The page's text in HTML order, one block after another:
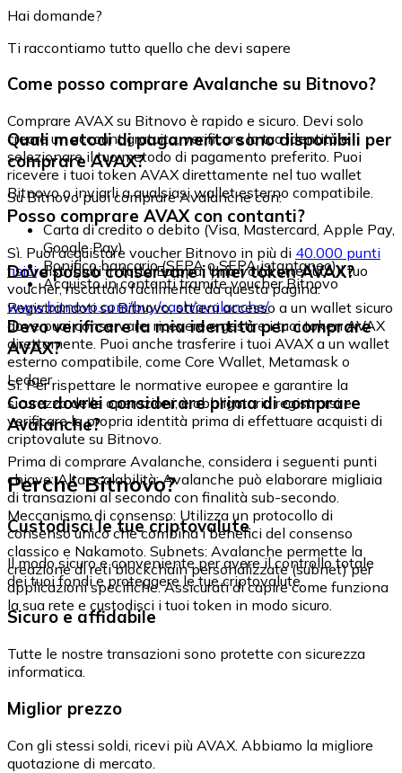
Hai domande?
Ti raccontiamo tutto quello che devi sapere
Come posso comprare Avalanche su Bitnovo?
Comprare AVAX su Bitnovo è rapido e sicuro. Devi solo
creare un account gratuito, verificare la tua identità e
selezionare il tuo metodo di pagamento preferito. Puoi
ricevere i tuoi token AVAX direttamente nel tuo wallet
Bitnovo o inviarli a qualsiasi wallet esterno compatibile.
Quali metodi di pagamento sono disponibili per
comprare AVAX?
Su Bitnovo puoi comprare Avalanche con:
Carta di credito o debito (Visa, Mastercard, Apple Pay,
Google Pay)
Bonifico bancario (SEPA o SEPA istantaneo)
Acquisto in contanti tramite voucher Bitnovo
Posso comprare AVAX con contanti?
Sì. Puoi acquistare voucher Bitnovo in più di 40.000 punti
fisicidistribuiti in tutta Europa. Una volta ottenuto il tuo
voucher, riscattalo facilmente da questa pagina:
www.bitnovo.com/buy/cash/avalanche/
Dove posso conservare i miei token AVAX?
Registrandoti su Bitnovo, ottieni accesso a un wallet sicuro
dove puoi conservare, ricevere e gestire i tuoi token AVAX
direttamente. Puoi anche trasferire i tuoi AVAX a un wallet
esterno compatibile, come Core Wallet, Metamask o
Ledger.
Devo verificare la mia identità per comprare
AVAX?
Sì. Per rispettare le normative europee e garantire la
sicurezza delle operazioni, è obbligatorio registrarsi e
verificare la propria identità prima di effettuare acquisti di
criptovalute su Bitnovo.
Cosa dovrei considerare prima di comprare
Avalanche?
Prima di comprare Avalanche, considera i seguenti punti
chiave: Alta scalabilità: Avalanche può elaborare migliaia
di transazioni al secondo con finalità sub-secondo.
Meccanismo di consenso: Utilizza un protocollo di
consenso unico che combina i benefici del consenso
classico e Nakamoto. Subnets: Avalanche permette la
creazione di reti blockchain personalizzate (subnet) per
applicazioni specifiche. Assicurati di capire come funziona
la sua rete e custodisci i tuoi token in modo sicuro.
Perché Bitnovo?
Custodisci le tue criptovalute
Il modo sicuro e conveniente per avere il controllo totale
dei tuoi fondi e proteggere le tue criptovalute.
Sicuro e affidabile
Tutte le nostre transazioni sono protette con sicurezza
informatica.
Miglior prezzo
Con gli stessi soldi, ricevi più AVAX. Abbiamo la migliore
quotazione di mercato.